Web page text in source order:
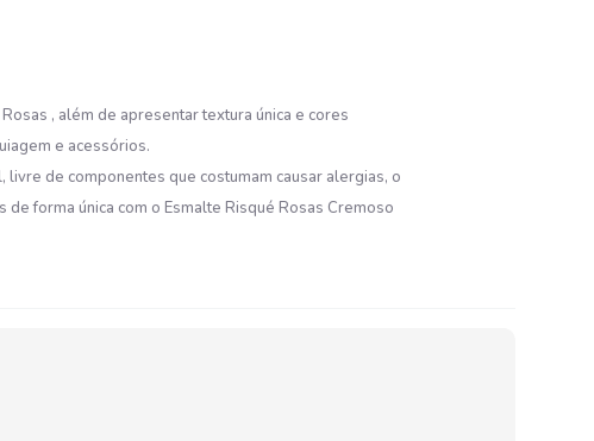
, além de apresentar textura única e cores
e acessórios.
de componentes que costumam causar alergias, o
forma única com o Esmalte Risqué Rosas Cremoso